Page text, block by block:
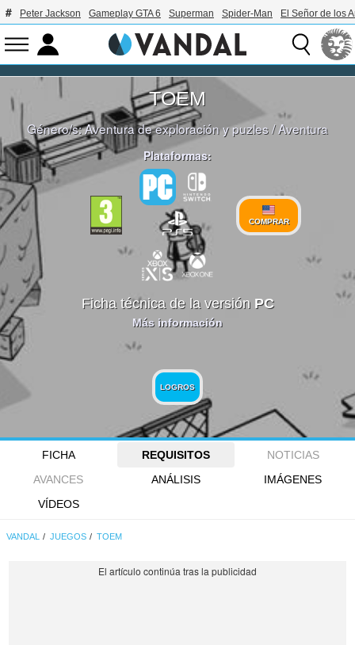
Peter Jackson Gameplay GTA 6 Superman Spider-Man El Señor de los
TOEM
Género/s:Aventura de exploración y puzles/Aventura
Plataformas:
COMPRAR
Ficha técnica de la versión PC
Más información
LOGROS
FICHA REQUISITOS
NOTICIAS
AVANCES
ANÁLISIS
IMÁGENES
VÍDEOS
VANDAL JUEGOS TOEM